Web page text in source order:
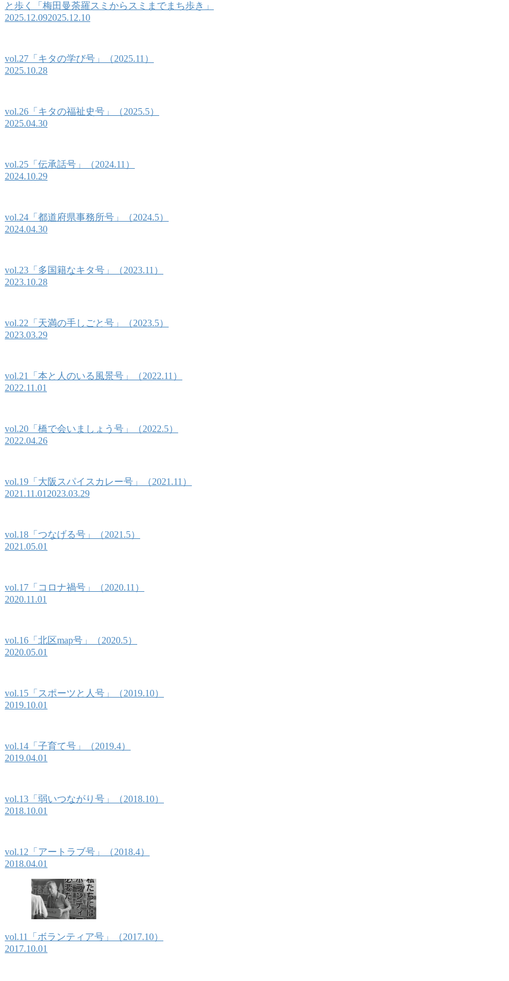
と歩く「梅田曼荼羅スミからスミまでまち歩き」
2025.12.092025.12.10
vol.27「キタの学び号」（2025.11）
2025.10.28
vol.26「キタの福祉史号」（2025.5）
2025.04.30
vol.25「伝承話号」（2024.11）
2024.10.29
vol.24「都道府県事務所号」（2024.5）
2024.04.30
vol.23「多国籍なキタ号」（2023.11）
2023.10.28
vol.22「天満の手しごと号」（2023.5）
2023.03.29
vol.21「本と人のいる風景号」（2022.11）
2022.11.01
vol.20「橋で会いましょう号」（2022.5）
2022.04.26
vol.19「大阪スパイスカレー号」（2021.11）
2021.11.01 2023.03.29
vol.18「つなげる号」（2021.5）
2021.05.01
vol.17「コロナ禍号」（2020.11）
2020.11.01
vol.16「北区map号」（2020.5）
2020.05.01
vol.15「スポーツと人号」（2019.10）
2019.10.01
vol.14「子育て号」（2019.4）
2019.04.01
vol.13「弱いつながり号」（2018.10）
2018.10.01
vol.12「アートラブ号」（2018.4）
2018.04.01
vol.11「ボランティア号」（2017.10）
2017.10.01